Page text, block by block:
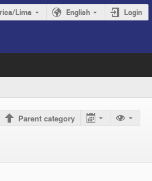
Lima English Login
Parent category